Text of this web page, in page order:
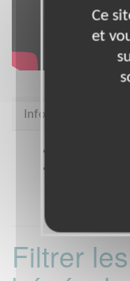
Infos pratiques
Filtrer
Ce
et